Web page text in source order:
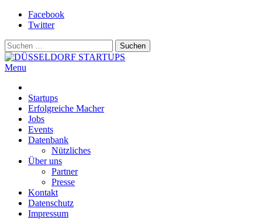
Skip
Facebook
Twitter
Suchen
nach:
ganzen Rheinland
Menu
Startups
Erfolgreiche Macher
Jobs
Events
Datenbank
Nützliches
Über uns
Partner
Presse
Kontakt
Datenschutz
Impressum